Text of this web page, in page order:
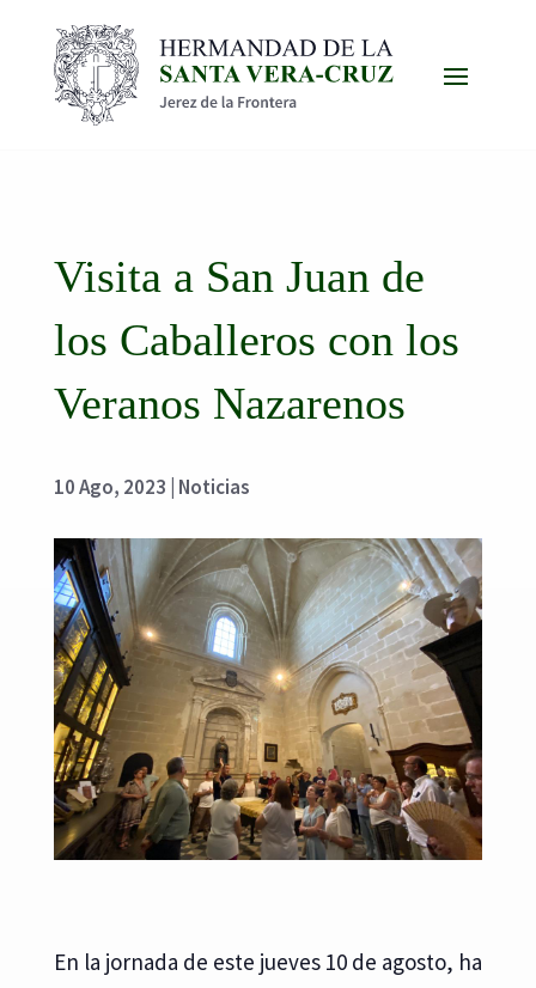
Visita a San Juan de
los Caballeros con los
Veranos Nazarenos
10 Ago, 2023 Noticias
En la jornada de este jueves 10 de agosto, ha